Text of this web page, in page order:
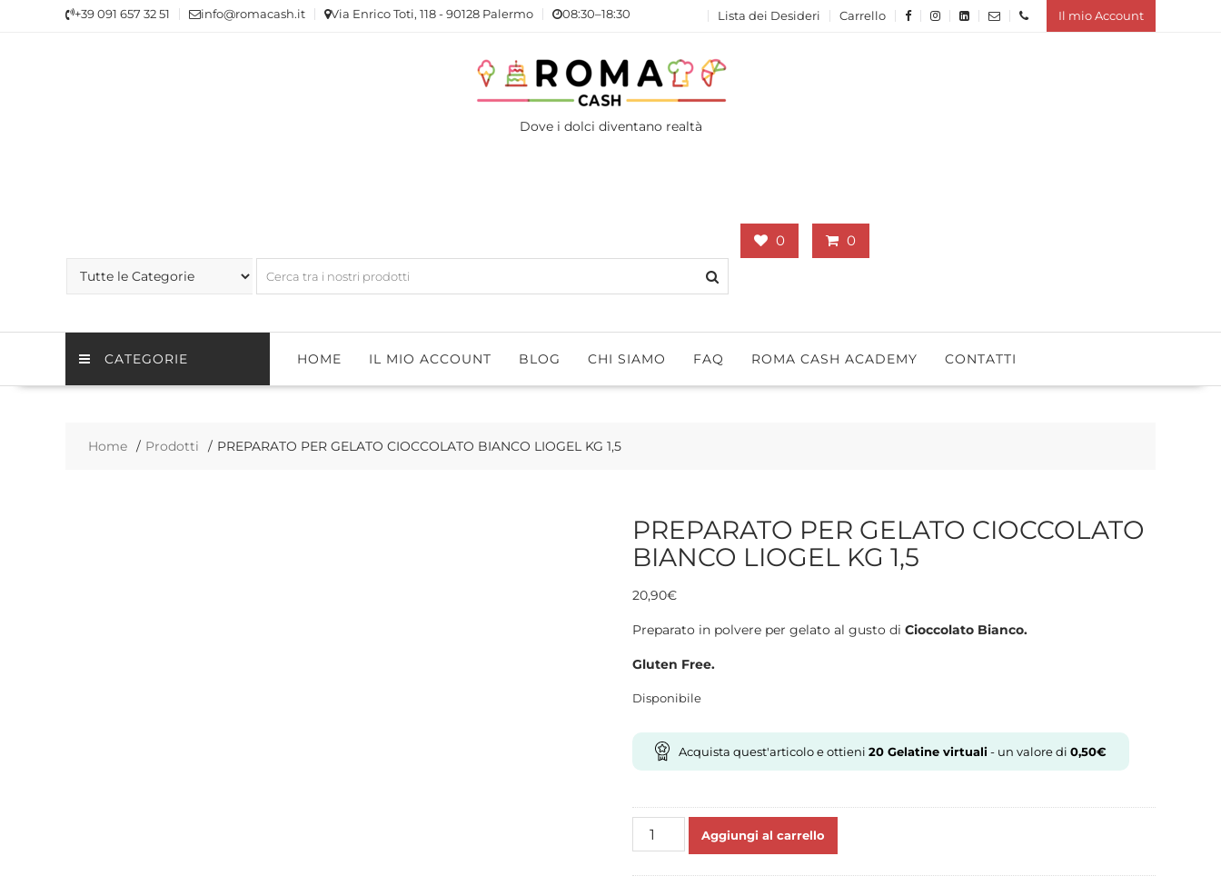
+39 091 657 32 51 info@romacash.it Via Enrico Toti, 118 - 90128 Palermo 08:30–18:30 Lista dei Desideri Carrello Il mio Account
Dove i dolci diventano realtà
0 0
CATEGORIE HOME IL MIO ACCOUNT BLOG CHI SIAMO FAQ ROMA CASH ACADEMY CONTATTI
Home Prodotti PREPARATO PER GELATO CIOCCOLATO BIANCO LIOGEL KG 1,5
PREPARATO PER GELATO CIOCCOLATO
BIANCO LIOGEL KG 1,5
20,90€
Preparato in polvere per gelato al gusto di Cioccolato Bianco.
Gluten Free.
Disponibile
Acquista quest'articolo e ottieni 20 Gelatine virtuali- un valore di 0,50€
PREPARATO
Aggiungi al carrello